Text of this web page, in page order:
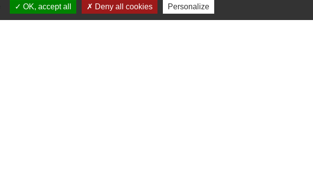
Commune de Pullay
2 rue des Rossignols
OK, accept all Deny all cookies Personalize